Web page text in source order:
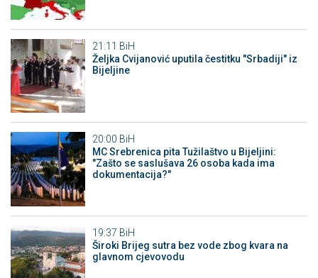
21:11 BiH
Željka Cvijanović uputila čestitku "Srbadiji" iz
Bijeljine
20:00 BiH
MC Srebrenica pita Tužilaštvo u Bijeljini:
"Zašto se saslušava 26 osoba kada ima
dokumentacija?"
19:37 BiH
Široki Brijeg sutra bez vode zbog kvara na
glavnom cjevovodu